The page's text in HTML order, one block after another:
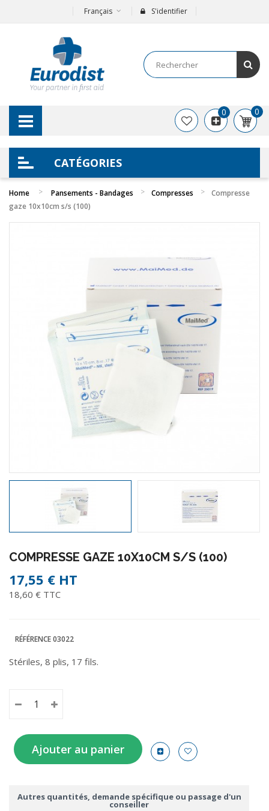
Français S'identifier
CATÉGORIES
0
0
Home Pansements - Bandages Compresses
Compresse
gaze 10x10cm s/s (100)
COMPRESSE GAZE 10X10CM S/S (100)
17,55 € HT
18,60 € TTC
RÉFÉRENCE03022
Stériles, 8 plis, 17 fils.
Ajouter au panier
Autres quantités, demande spécifique ou passage d'un
conseiller